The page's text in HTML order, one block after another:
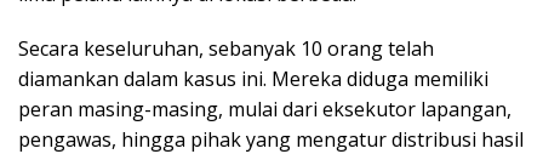
Secara keseluruhan, sebanyak 10 orang telah
diamankan dalam kasus ini. Mereka diduga memiliki
peran masing-masing, mulai dari eksekutor lapangan,
pengawas, hingga pihak yang mengatur distribusi hasil